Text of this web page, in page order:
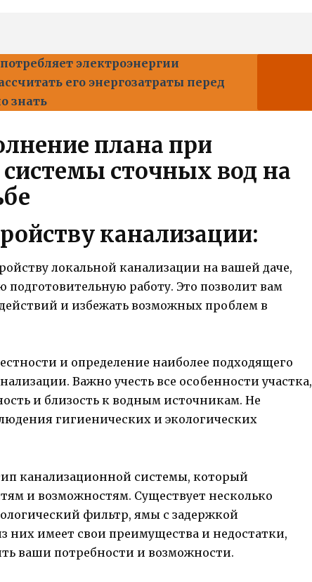
электроэнергии
его энергозатраты перед
знать
плана при
сточных вод на
канализации:
локальной канализации на вашей даче,
работу. Это позволит вам
и избежать возможных проблем в
и определение наиболее подходящего
Важно учесть все особенности участка,
и близость к водным источникам. Не
гигиенических и экологических
канализационной системы, который
и возможностям. Существует несколько
фильтр, ямы с задержкой
них имеет свои преимущества и недостатки,
ваши потребности и возможности.